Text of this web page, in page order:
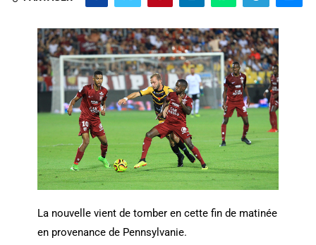
La nouvelle vient de tomber en cette fin de matinée
en provenance de Pennsylvanie.